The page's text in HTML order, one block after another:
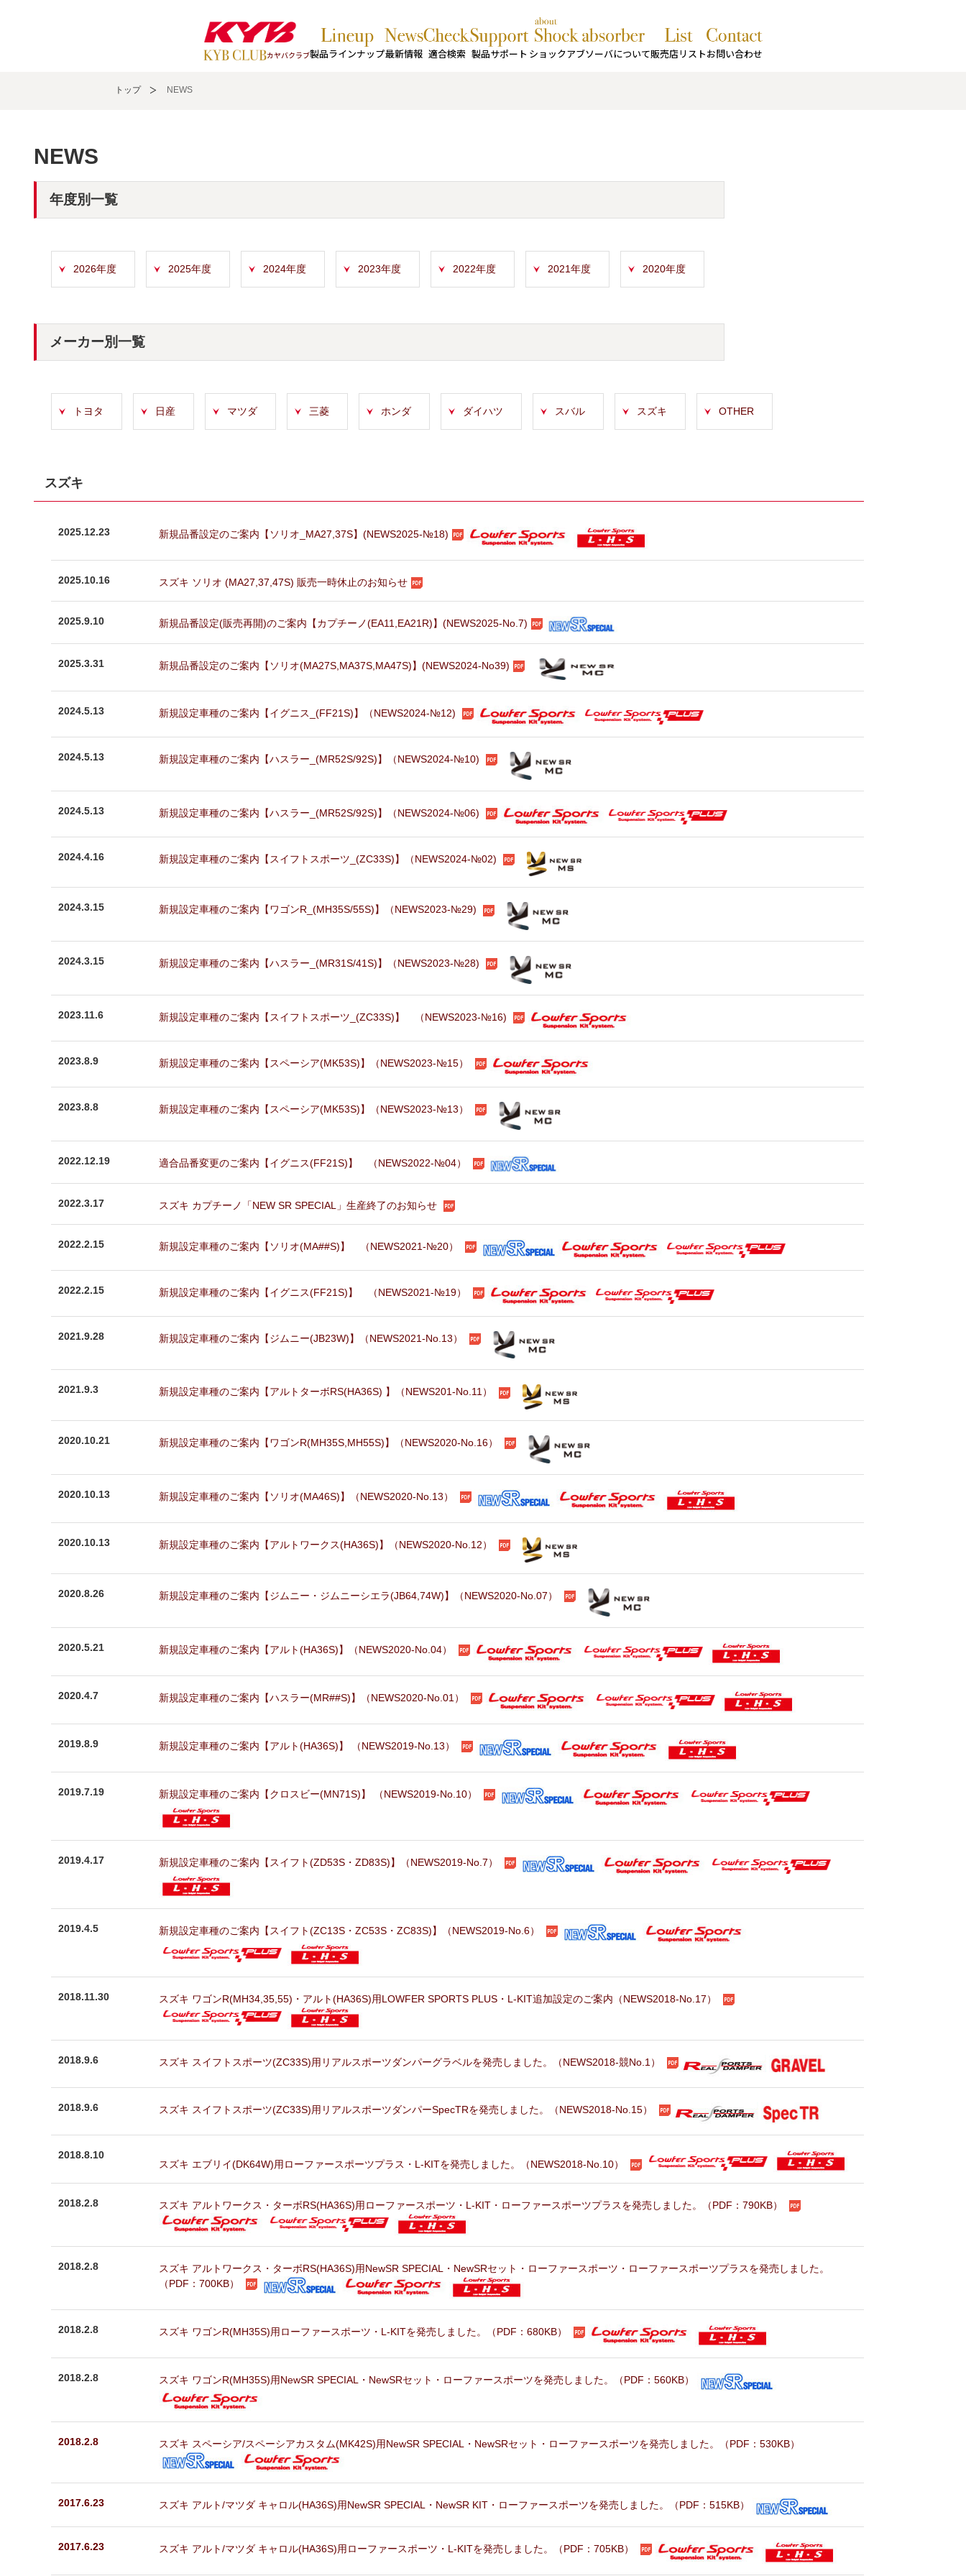
カヤバクラブ製品ラインナップ最新情報 適合検索 製品サポート ショックアブソーバについて販売店リストお問い合わせ
トップ NEWS
NEWS
年度別一覧
2026年度 2025年度 2024年度 2023年度 2022年度 2021年度 2020年度
メーカー別一覧
トヨタ 日産 マツダ 三菱 ホンダ ダイハツ スバル スズキ OTHER
スズキ
2025.12.23 新規品番設定のご案内【ソリオ_MA27,37S】(NEWS2025-№18)
2025.10.16 スズキ ソリオ (MA27,37,47S) 販売一時休止のお知らせ
2025.9.10 新規品番設定(販売再開)のご案内【カプチーノ(EA11,EA21R)】(NEWS2025-No.7)
2025.3.31 新規品番設定のご案内【ソリオ(MA27S,MA37S,MA47S)】(NEWS2024-No39)
2024.5.13 新規設定車種のご案内【イグニス_(FF21S)】（NEWS2024-№12)
2024.5.13 新規設定車種のご案内【ハスラー_(MR52S/92S)】（NEWS2024-№10)
2024.5.13 新規設定車種のご案内【ハスラー_(MR52S/92S)】（NEWS2024-№06)
2024.4.16 新規設定車種のご案内【スイフトスポーツ_(ZC33S)】（NEWS2024-№02)
2024.3.15 新規設定車種のご案内【ワゴンR_(MH35S/55S)】（NEWS2023-№29)
2024.3.15 新規設定車種のご案内【ハスラー_(MR31S/41S)】（NEWS2023-№28)
2023.11.6 新規設定車種のご案内【スイフトスポーツ_(ZC33S)】 （NEWS2023-№16)
2023.8.9 新規設定車種のご案内【スペーシア(MK53S)】（NEWS2023-№15）
2023.8.8 新規設定車種のご案内【スペーシア(MK53S)】（NEWS2023-№13）
2022.12.19 適合品番変更のご案内【イグニス(FF21S)】 （NEWS2022-№04）
2022.3.17 スズキ カプチーノ「NEW SR SPECIAL」生産終了のお知らせ
2022.2.15 新規設定車種のご案内【ソリオ(MA##S)】 （NEWS2021-№20）
2022.2.15 新規設定車種のご案内【イグニス(FF21S)】 （NEWS2021-№19）
2021.9.28 新規設定車種のご案内【ジムニー(JB23W)】（NEWS2021-No.13）
2021.9.3 新規設定車種のご案内【アルトターボRS(HA36S) 】（NEWS201-No.11）
2020.10.21 新規設定車種のご案内【ワゴンR(MH35S,MH55S)】（NEWS2020-No.16）
2020.10.13 新規設定車種のご案内【ソリオ(MA46S)】（NEWS2020-No.13）
2020.10.13 新規設定車種のご案内【アルトワークス(HA36S)】（NEWS2020-No.12）
2020.8.26 新規設定車種のご案内【ジムニー・ジムニーシエラ(JB64,74W)】（NEWS2020-No.07）
2020.5.21 新規設定車種のご案内【アルト(HA36S)】（NEWS2020-No.04）
2020.4.7 新規設定車種のご案内【ハスラー(MR##S)】（NEWS2020-No.01）
2019.8.9 新規設定車種のご案内【アルト(HA36S)】 （NEWS2019-No.13）
2019.7.19 新規設定車種のご案内【クロスビー(MN71S)】 （NEWS2019-No.10）
2019.4.17 新規設定車種のご案内【スイフト(ZD53S・ZD83S)】（NEWS2019-No.7）
2019.4.5 新規設定車種のご案内【スイフト(ZC13S・ZC53S・ZC83S)】（NEWS2019-No.6）
2018.11.30 スズキ ワゴンR(MH34,35,55)・アルト(HA36S)用LOWFER SPORTS PLUS・L-KIT追加設定のご案内（NEWS2018-No.17）
2018.9.6 スズキ スイフトスポーツ(ZC33S)用リアルスポーツダンパーグラベルを発売しました。（NEWS2018-競No.1）
2018.9.6 スズキ スイフトスポーツ(ZC33S)用リアルスポーツダンパーSpecTRを発売しました。（NEWS2018-No.15）
2018.8.10
スズキ エブリイ(DK64W)用ローファースポーツプラス・L-KITを発売しました。（NEWS2018-No.10）
2018.2.8 スズキ アルトワークス・ターボRS(HA36S)用ローファースポーツ・L-KIT・ローファースポーツプラスを発売しました。（PDF：790KB）
2018.2.8
スズキ アルトワークス・ターボRS(HA36S)用NewSR SPECIAL・NewSRセット・ローファースポーツ・ローファースポーツプラスを発売しました。
（PDF：700KB）
2018.2.8 スズキ ワゴンR(MH35S)用ローファースポーツ・L-KITを発売しました。（PDF：680KB）
2018.2.8 スズキ ワゴンR(MH35S)用NewSR SPECIAL・NewSRセット・ローファースポーツを発売しました。（PDF：560KB）
2018.2.8 スズキ スペーシア/スペーシアカスタム(MK42S)用NewSR SPECIAL・NewSRセット・ローファースポーツを発売しました。（PDF：530KB）
2017.6.23 スズキ アルト/マツダ キャロル(HA36S)用NewSR SPECIAL・NewSR KIT・ローファースポーツを発売しました。（PDF：515KB）
2017.6.23 スズキ アルト/マツダ キャロル(HA36S)用ローファースポーツ・L-KITを発売しました。（PDF：705KB）